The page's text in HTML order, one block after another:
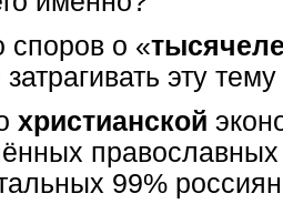
о «
эту
христианской
99%